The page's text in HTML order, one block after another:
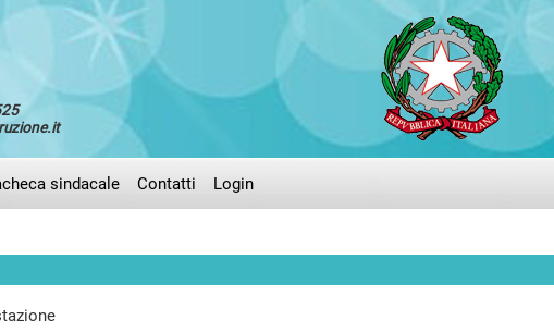
sindacale Contatti Login